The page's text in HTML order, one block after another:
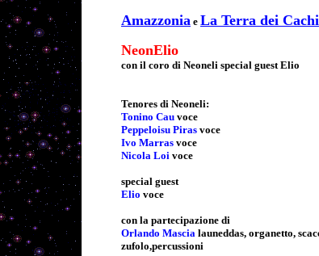
Amazzonia e La Terra dei Cachi
NeonElio
con il coro di Neoneli special guest Elio
Tenores di Neoneli:
Tonino Cau voce
Peppeloisu Piras voce
Ivo Marras voce
Nicola Loi voce
special guest
Elio voce
con la partecipazione di
Orlando Mascia launeddas, organetto,
zufolo,percussioni